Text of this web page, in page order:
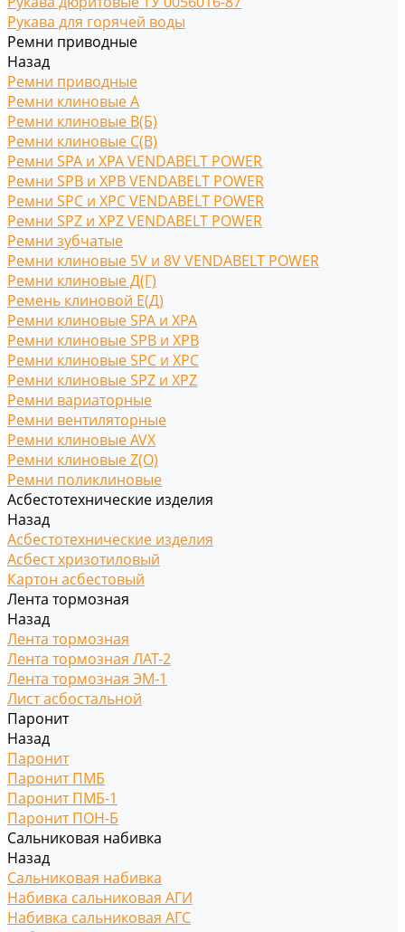
Рукава для горячей воды
Ремни приводные
Назад
Ремни приводные
Ремни клиновые A
Ремни клиновые В(Б)
Ремни клиновые С(B)
Ремни SPA и XPA VENDABELT POWER
Ремни SPB и XPB VENDABELT POWER
Ремни SPC и XPC VENDABELT POWER
Ремни SPZ и XPZ VENDABELT POWER
Ремни зубчатые
Ремни клиновые 5V и 8V VENDABELT POWER
Ремни клиновые Д(Г)
Ремень клиновой Е(Д)
Ремни клиновые SPA и XPA
Ремни клиновые SPB и XPB
Ремни клиновые SPC и XPC
Ремни клиновые SPZ и XPZ
Ремни вариаторные
Ремни вентиляторные
Ремни клиновые AVX
Ремни клиновые Z(O)
Ремни поликлиновые
Асбестотехнические изделия
Назад
Асбестотехнические изделия
Асбест хризотиловый
Картон асбестовый
Лента тормозная
Назад
Лента тормозная
Лента тормозная ЛАТ-2
Лента тормозная ЭМ-1
Лист асбостальной
Паронит
Назад
Паронит
Паронит ПМБ
Паронит ПМБ-1
Паронит ПОН-Б
Сальниковая набивка
Назад
Сальниковая набивка
Набивка сальниковая АГИ
Набивка сальниковая АГС